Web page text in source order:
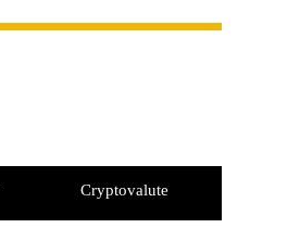
Cryptovalute